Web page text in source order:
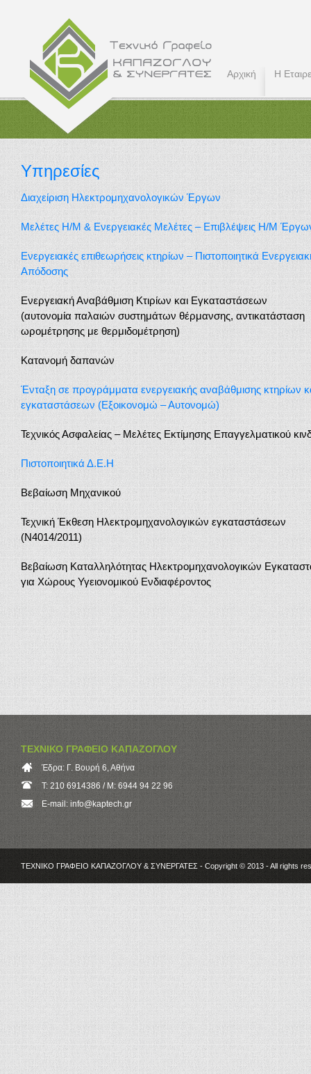
Αρχική Η
Υπηρεσίες
Διαχείριση Ηλεκτρομηχανολογικών Έργων
Μελέτες Η/Μ & Ενεργειακές Μελέτες – Επιβλέψεις Η/Μ
Ενεργειακές επιθεωρήσεις κτηρίων – Πιστοποιητικά
Απόδοσης
Ενεργειακή Αναβάθμιση Κτιρίων και Εγκαταστάσεων
(αυτονομία παλαιών συστημάτων θέρμανσης, αντικατάσταση
ωρομέτρησης με θερμιδομέτρηση)
Κατανομή δαπανών
Ένταξη σε προγράμματα ενεργειακής αναβάθμισης κτηρίων
εγκαταστάσεων (Εξοικονομώ – Αυτονομώ)
Τεχνικός Ασφαλείας – Μελέτες Εκτίμησης Επαγγελματικού
Πιστοποιητικά Δ.Ε.Η
Βεβαίωση Μηχανικού
Τεχνική Έκθεση Ηλεκτρομηχανολογικών εγκαταστάσεων
(Ν4014/2011)
Βεβαίωση Καταλληλότητας Ηλεκτρομηχανολογικών
για Χώρους Υγειονομικού Ενδιαφέροντος
ΤΕΧΝΙΚΟ ΓΡΑΦΕΙΟ ΚΑΠΑΖΟΓΛΟΥ
Έδρα: Γ. Βουρή 6, Αθήνα
Τ: 210 6914386 / Μ: 6944 94 22 96
E-mail: info@kaptech.gr
ΤΕΧΝΙΚΟ ΓΡΑΦΕΙΟ ΚΑΠΑΖΟΓΛΟΥ & ΣΥΝΕΡΓΑΤΕΣ - Copyright © 2013 - All rights